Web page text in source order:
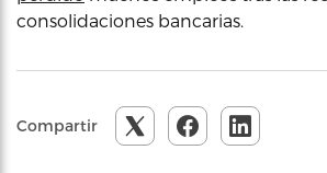
consolidaciones bancarias.
Compartir